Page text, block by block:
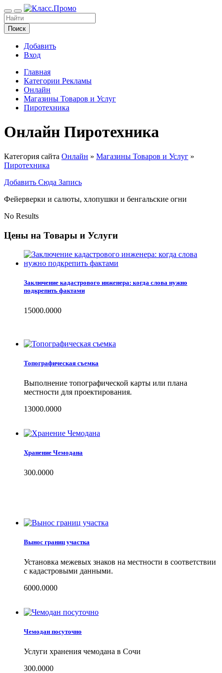
Поиск
Добавить
Вход
Главная
Категории Рекламы
Онлайн
Магазины Товаров и Услуг
Пиротехника
Онлайн Пиротехника
Категория сайта Онлайн » Магазины Товаров и Услуг »
Пиротехника
Добавить Сюда Запись
Фейерверки и салюты, хлопушки и бенгальские огни
No Results
Цены на Товары и Услуги
Заключение кадастрового инженера: когда слова нужно
подкрепить фактами
15000.0000
Топографическая съемка
Выполнение топографической карты или плана
местности для проектирования.
13000.0000
Хранение Чемодана
300.0000
Вынос границ участка
Установка межевых знаков на местности в соответствии
с кадастровыми данными.
6000.0000
Чемодан посуточно
Услуги хранения чемодана в Сочи
300.0000